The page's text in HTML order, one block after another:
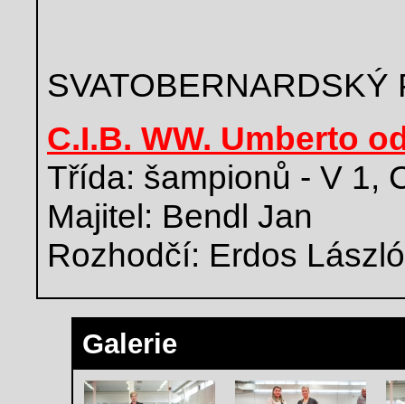
C.I.B. WW. Umberto
Třída: šampionů - V 1,
Majitel: Bendl Jan
Rozhodčí: Erdos
Galerie